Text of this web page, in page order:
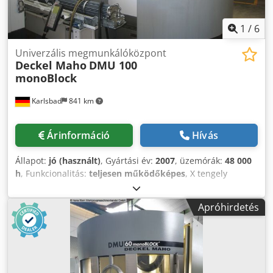
1 / 6
Karlsbad 841 km
Univerzális megmunkálóközpont
Deckel Maho DMU 100
monoBlock
Árinformáció Hívás
Állapot: jó (használt), Gyártási év: 2007, üzemórák: 48 000
h, Funkcionalitás: teljesen működőképes, X tengely
1 250 mm
mozgástávolsága:710 mm, Z-tengely elmozdulási távolság:
710 mm
, vezérlőgyártó:Heidenhain, vezérlő modell:
MillPlus
, össztömeg:
, orsó fordulatszám (min.):
20 ford/min
, orsófordulatszám (max.):12 000 ford/min
orsó üzemóra:17 800 h, hűtőfolyadék-ellátás:
, szerszámtárban lévő férőhelyek száma:
Apróhirdetés